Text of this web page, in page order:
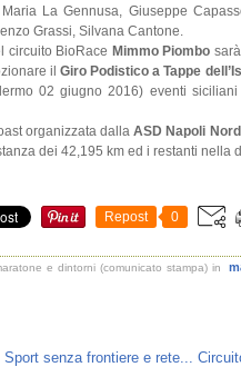
La Gennusa, Giuseppe
Grassi, Silvana Cantone.
circuito BioRace Mimmo Piombo
ilGiro Podistico a Tappe
02 giugno 2016) eventi
organizzata dallaASD Napoli
dei 42,195 km ed i restanti nella
Repost 0
e dintorni (comunicato stampa) in
Sport senza frontiere e rete...